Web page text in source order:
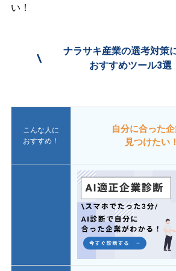
い！
\
ナラサキ産業の選考対策
おすすめツール3選
こんな人に
おすすめ！
自分に合った
見つけたい！